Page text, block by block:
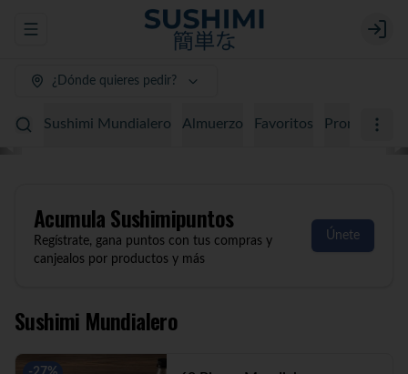
Abrir menu de navegación Login
¿Dónde quieres pedir?
Sushimi Mundialero Almuerzo Favoritos Promociones
AcumulaSushimipuntos
Regístrate, gana puntos con tus compras y
canjealos por productos y más
Únete
Sushimi Mundialero